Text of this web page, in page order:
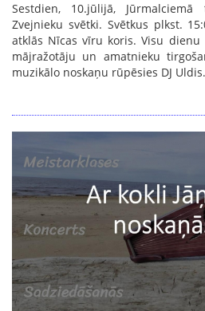
Sestdien, 10.jūlijā,
Zvejnieku svētki. Svētkus plkst.
atklās Nīcas vīru koris. Visu
mājražotāju un amatnieku
muzikālo noskaņu rūpēsies DJ Uldis.